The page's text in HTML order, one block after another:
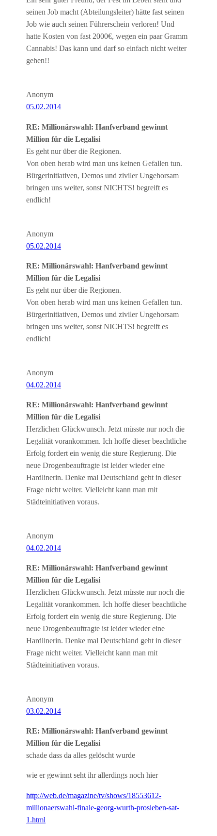
seinen Job macht (Abteilungsleiter) hätte fast seinen
Job wie auch seinen Führerschein verloren! Und
hatte Kosten von fast 2000€, wegen ein paar Gramm
Cannabis! Das kann und darf so einfach nicht weiter
gehen!!
Anonym
05.02.2014
RE: Millionärswahl: Hanfverband gewinnt
Million für die Legalisi
Es geht nur über die Regionen.
Von oben herab wird man uns keinen Gefallen tun.
Bürgerinitiativen, Demos und ziviler Ungehorsam
bringen uns weiter, sonst NICHTS! begreift es
endlich!
Anonym
05.02.2014
RE: Millionärswahl: Hanfverband gewinnt
Million für die Legalisi
Es geht nur über die Regionen.
Von oben herab wird man uns keinen Gefallen tun.
Bürgerinitiativen, Demos und ziviler Ungehorsam
bringen uns weiter, sonst NICHTS! begreift es
endlich!
Anonym
04.02.2014
RE: Millionärswahl: Hanfverband gewinnt
Million für die Legalisi
Herzlichen Glückwunsch. Jetzt müsste nur noch die
Legalität vorankommen. Ich hoffe dieser beachtliche
Erfolg fordert ein wenig die sture Regierung. Die
neue Drogenbeauftragte ist leider wieder eine
Hardlinerin. Denke mal Deutschland geht in dieser
Frage nicht weiter. Vielleicht kann man mit
Städteinitiativen voraus.
Anonym
04.02.2014
RE: Millionärswahl: Hanfverband gewinnt
Million für die Legalisi
Herzlichen Glückwunsch. Jetzt müsste nur noch die
Legalität vorankommen. Ich hoffe dieser beachtliche
Erfolg fordert ein wenig die sture Regierung. Die
neue Drogenbeauftragte ist leider wieder eine
Hardlinerin. Denke mal Deutschland geht in dieser
Frage nicht weiter. Vielleicht kann man mit
Städteinitiativen voraus.
Anonym
03.02.2014
RE: Millionärswahl: Hanfverband gewinnt
Million für die Legalisi
schade dass da alles gelöscht wurde
wie er gewinnt seht ihr allerdings noch hier
http://web.de/magazine/tv/shows/18553612-
millionaerswahl-finale-georg-wurth-prosieben-sat-
1.html